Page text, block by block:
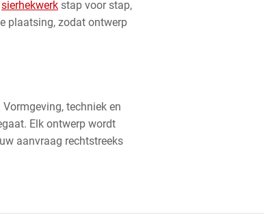
sierhekwerk stap voor stap,
plaatsing, zodat ontwerp
techniek en
Elk ontwerp wordt
aanvraag rechtstreeks